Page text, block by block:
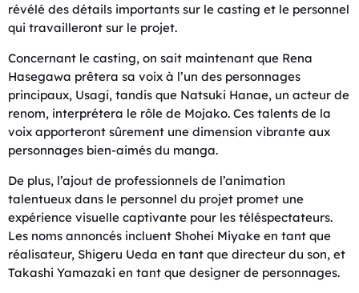
révélé des détails importants sur le casting et le personnel
qui travailleront sur le projet.
Concernant le casting, on sait maintenant que Rena
Hasegawa prêtera sa voix à l’un des personnages
principaux, Usagi, tandis que Natsuki Hanae, un acteur de
renom, interprétera le rôle de Mojako. Ces talents de la
voix apporteront sûrement une dimension vibrante aux
personnages bien-aimés du manga.
De plus, l’ajout de professionnels de l’animation
talentueux dans le personnel du projet promet une
expérience visuelle captivante pour les téléspectateurs.
Les noms annoncés incluent Shohei Miyake en tant que
réalisateur, Shigeru Ueda en tant que directeur du son, et
Takashi Yamazaki en tant que designer de personnages.